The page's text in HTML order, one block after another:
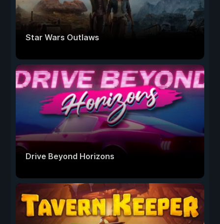
Star Wars Outlaws
Drive Beyond Horizons